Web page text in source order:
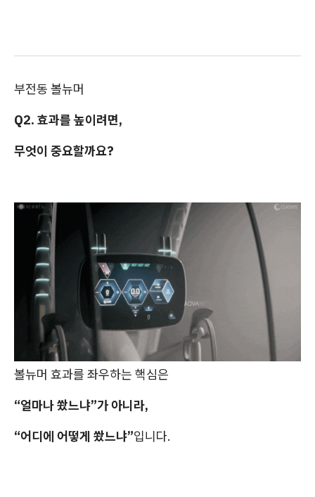
부전동 볼뉴머
Q2. 효과를 높이려면,
무엇이 중요할까요?
볼뉴머 효과를 좌우하는 핵심은
“얼마나 쐈느냐”가 아니라,
“어디에 어떻게 쐈느냐”입니다.